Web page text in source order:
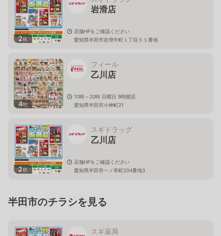
2枚
岩滑店
店舗HPをご確認ください
愛知県半田市岩滑中町１丁目５１番地
4枚
フィール
乙川店
10時～20時 日曜日 9時開店
愛知県半田市小神町21
2枚
スギドラッグ
乙川店
店舗HPをご確認ください
愛知県半田市一ノ草町204番地3
半田市のチラシを見る
スギ薬局